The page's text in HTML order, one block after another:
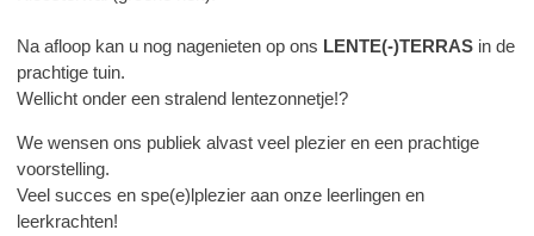
Na afloop kan u nog nagenieten op ons LENTE(-)TERRAS in de
prachtige tuin.
Wellicht onder een stralend lentezonnetje!?
We wensen ons publiek alvast veel plezier en een prachtige
voorstelling.
Veel succes en spe(e)lplezier aan onze leerlingen en
leerkrachten!